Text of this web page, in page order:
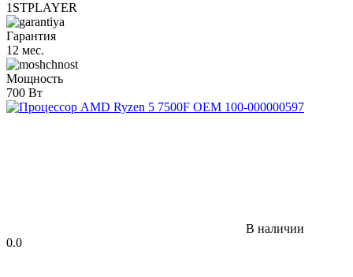
1STPLAYER
Гарантия
12 мес.
Мощность
700 Вт
В наличии
0.0